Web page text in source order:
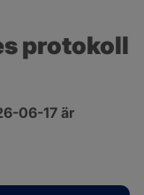
protokoll
06-17 är